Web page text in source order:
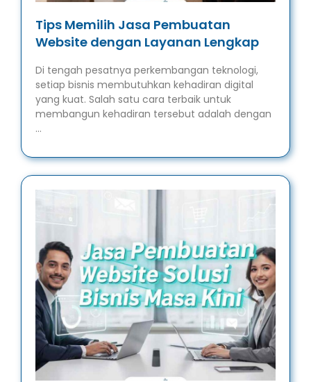
Tips Memilih Jasa Pembuatan
Website dengan Layanan Lengkap
Di tengah pesatnya perkembangan teknologi,
setiap bisnis membutuhkan kehadiran digital
yang kuat. Salah satu cara terbaik untuk
membangun kehadiran tersebut adalah dengan
…